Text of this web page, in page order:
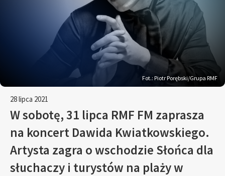
Fot.: Piotr Porębski/Grupa RMF
28 lipca 2021
W sobotę, 31 lipca RMF FM zaprasza
na koncert Dawida Kwiatkowskiego.
Artysta zagra o wschodzie Słońca dla
słuchaczy i turystów na plaży w